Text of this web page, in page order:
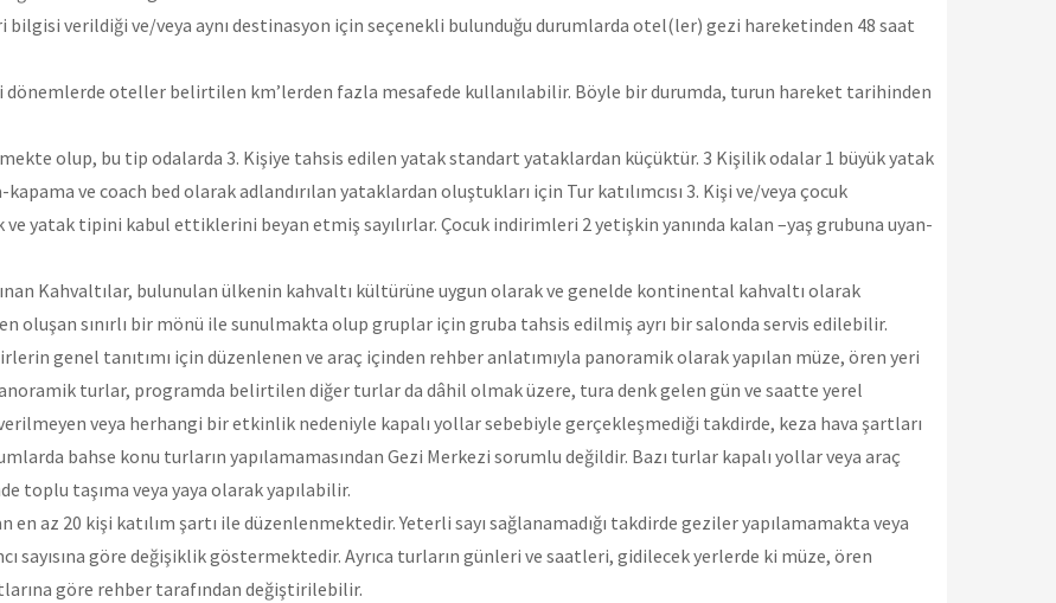
verildiği ve/veya aynı destinasyon için seçenekli bulunduğu durumlarda otel(ler) gezi hareketinden 48 saat
dönemlerde oteller belirtilen km’lerden fazla mesafede kullanılabilir. Böyle bir durumda, turun hareket tarihinden
olup, bu tip odalarda 3. Kişiye tahsis edilen yatak standart yataklardan küçüktür. 3 Kişilik odalar 1 büyük yatak
ve coach bed olarak adlandırılan yataklardan oluştukları için Tur katılımcısı 3. Kişi ve/veya çocuk
ve yatak tipini kabul ettiklerini beyan etmiş sayılırlar. Çocuk indirimleri 2 yetişkin yanında kalan –yaş grubuna uyan-
Kahvaltılar, bulunulan ülkenin kahvaltı kültürüne uygun olarak ve genelde kontinental kahvaltı olarak
oluşan sınırlı bir mönü ile sunulmakta olup gruplar için gruba tahsis edilmiş ayrı bir salonda servis edilebilir.
genel tanıtımı için düzenlenen ve araç içinden rehber anlatımıyla panoramik olarak yapılan müze, ören yeri
turlar, programda belirtilen diğer turlar da dâhil olmak üzere, tura denk gelen gün ve saatte yerel
veya herhangi bir etkinlik nedeniyle kapalı yollar sebebiyle gerçekleşmediği takdirde, keza hava şartları
bahse konu turların yapılamamasından Gezi Merkezi sorumlu değildir. Bazı turlar kapalı yollar veya araç
toplu taşıma veya yaya olarak yapılabilir.
en az 20 kişi katılım şartı ile düzenlenmektedir. Yeterli sayı sağlanamadığı takdirde geziler yapılamamakta veya
sayısına göre değişiklik göstermektedir. Ayrıca turların günleri ve saatleri, gidilecek yerlerde ki müze, ören
göre rehber tarafından değiştirilebilir.